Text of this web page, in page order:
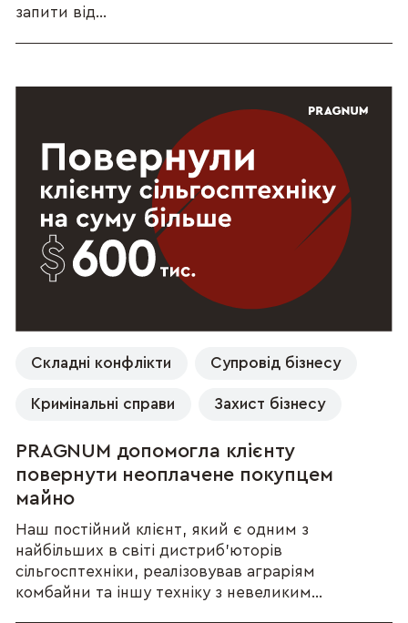
запити від...
Складні конфлікти Супровід бізнесу
Кримінальні справи Захист бізнесу
PRAGNUM допомогла клієнту
повернути неоплачене покупцем
майно
Наш постійний клієнт, який є одним з
найбільших в світі дистриб’юторів
сільгосптехніки, реалізовував аграріям
комбайни та іншу техніку з невеликим...